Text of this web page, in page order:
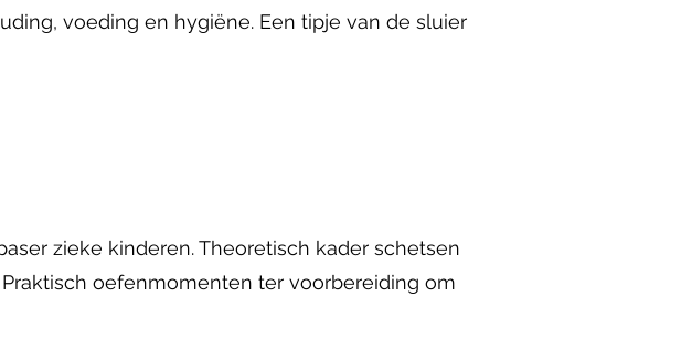
voeding en hygiëne. Een tipje van de sluier
zieke kinderen. Theoretisch kader schetsen
oefenmomenten ter voorbereiding om